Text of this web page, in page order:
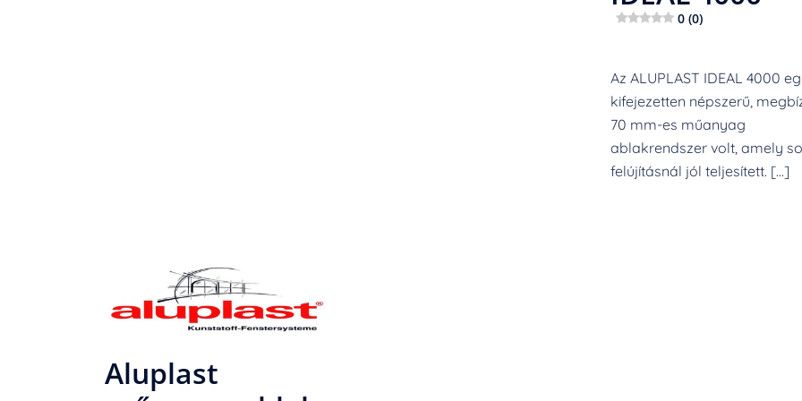
0 (0)
Az ALUPLAST IDEAL 4000
kifejezetten népszerű,
70 mm-es műanyag
ablakrendszer volt, amely
felújításnál jól teljesített. […]
Aluplast